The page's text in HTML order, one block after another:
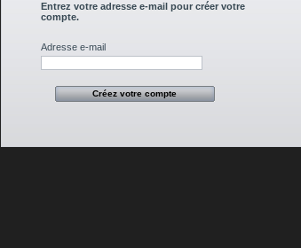
Entrez votre adresse e-mail pour créer votre
compte.
Adresse e-mail